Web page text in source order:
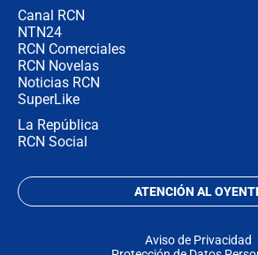
Canal RCN
NTN24
RCN Comerciales
RCN Novelas
Noticias RCN
SuperLike
La República
RCN Social
ATENCIÓN AL
Aviso de Privacidad